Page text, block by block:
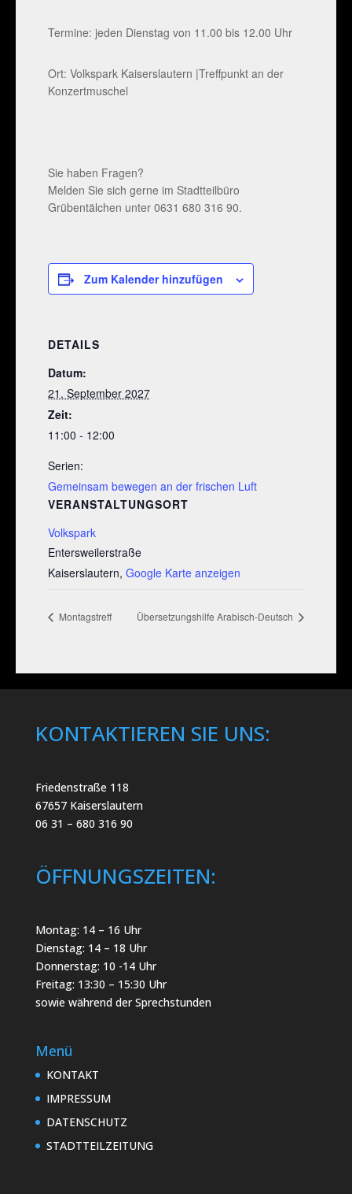
Termine: jeden Dienstag von 11.00 bis 12.00 Uhr
Ort: Volkspark Kaiserslautern |Treffpunkt an der
Konzertmuschel
Sie haben Fragen?
Melden Sie sich gerne im Stadtteilbüro
Grübentälchen unter 0631 680 316 90.
Zum Kalender hinzufügen
DETAILS
Datum:
21. September 2027
Zeit:
11:00 - 12:00
Serien:
Gemeinsam bewegen an der frischen Luft
VERANSTALTUNGSORT
Volkspark
Entersweilerstraße
Kaiserslautern, Google Karte anzeigen
Montagstreff Übersetzungshilfe Arabisch-Deutsch
KONTAKTIEREN SIE UNS:
Friedenstraße 118
67657 Kaiserslautern
06 31 – 680 316 90
ÖFFNUNGSZEITEN:
Montag: 14 – 16 Uhr
Dienstag: 14 – 18 Uhr
Donnerstag: 10 -14 Uhr
Freitag: 13:30 – 15:30 Uhr
sowie während der Sprechstunden
Menü
KONTAKT
IMPRESSUM
DATENSCHUTZ
STADTTEILZEITUNG